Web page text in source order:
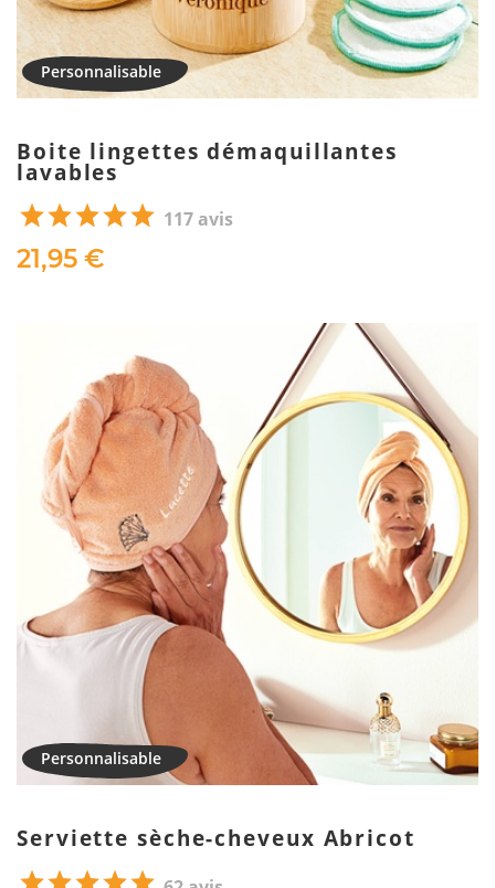
Boite lingettes démaquillantes
lavables
117 avis
21,95 €
Serviette sèche-cheveux Abricot